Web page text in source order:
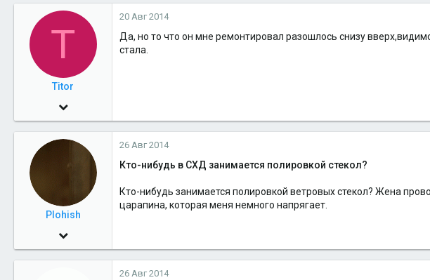
м
а
а
T
Titor
22 Май 2012
817
16
Салехард
20 Авг 2014
Да, но то что он мне ремонтировал разошлось снизу
стала.
Plohish
14 Ноя 2009
2,367
26 Авг 2014
Кто-нибудь в СХД занимается полировкой стекол?
Кто-нибудь занимается полировкой ветровых стекол? Жена
царапина, которая меня немного напрягает.
26 Авг 2014